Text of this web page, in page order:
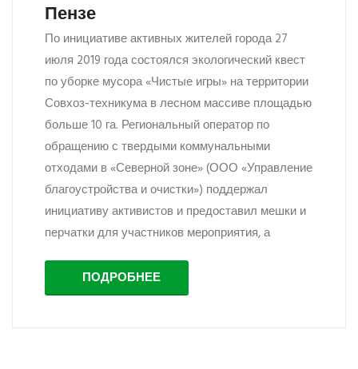
Пензе
По инициативе активных жителей города 27
июля 2019 года состоялся экологический квест
по уборке мусора «Чистые игры» на территории
Совхоз-техникума в лесном массиве площадью
больше 10 га. Региональный оператор по
обращению с твердыми коммунальными
отходами в «Северной зоне» (ООО «Управление
благоустройства и очистки») поддержал
инициативу активистов и предоставил мешки и
перчатки для участников мероприятия, а
ПОДРОБНЕЕ